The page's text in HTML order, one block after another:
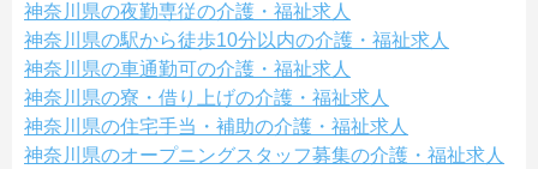
神奈川県の夜勤専従の介護・福祉求人
神奈川県の駅から徒歩10分以内の介護・福祉求人
神奈川県の車通勤可の介護・福祉求人
神奈川県の寮・借り上げの介護・福祉求人
神奈川県の住宅手当・補助の介護・福祉求人
神奈川県のオープニングスタッフ募集の介護・福祉求人